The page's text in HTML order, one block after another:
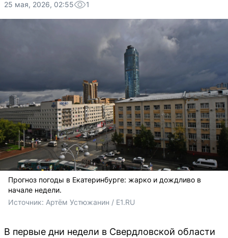
25 мая, 2026, 02:55 1
Прогноз погоды в Екатеринбурге: жарко и дождливо в
начале недели.
Источник: Артём Устюжанин / E1.RU
В первые дни недели в Свердловской области